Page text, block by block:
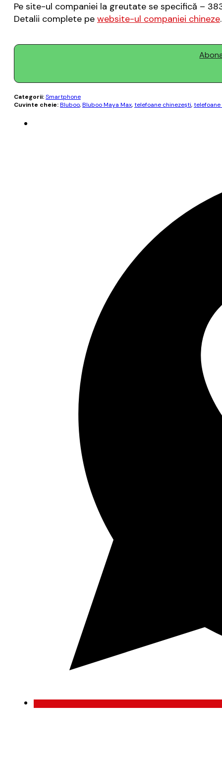
Pe site-ul companiei la greutate se specifică –
Detalii complete pe website-ul companiei chineze.
Categorii:Smartphone
Cuvinte cheie:Bluboo,Bluboo Maya Max,telefoane chinezești,